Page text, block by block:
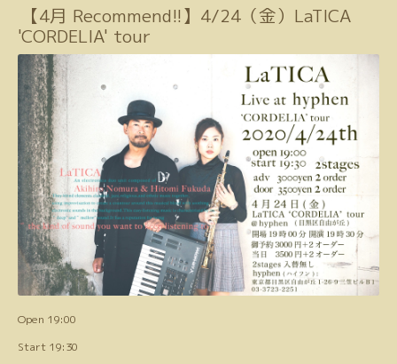
【4月 Recommend!!】4/24（金）LaTICA
'CORDELIA' tour
Open 19:00
Start 19:30